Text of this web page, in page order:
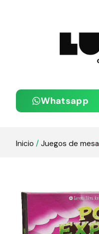
Whatsapp
Inicio /Juegos de mesa